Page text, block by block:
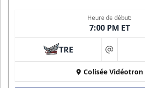
Heure de début:
7:00 PM ET
TRE at
Colisée Vidéotron